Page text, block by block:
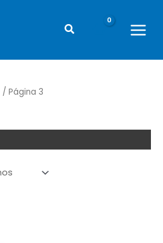
Buscar
Main
Menu
/ Página 3